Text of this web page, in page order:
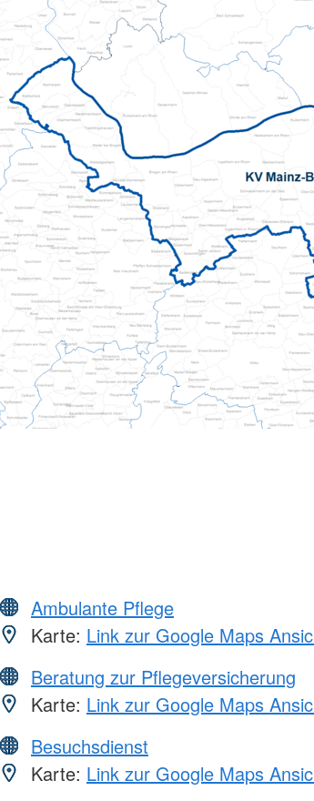
Pflegeberatung
Hilfs-Mittel-Verleih
Servicewohnen-Sonnenpark
Tages-Pflege
Ambulante Pflege
Karte: Link zur Google Maps
Beratung zur Pflegeversicherung
Karte: Link zur Google Maps
Besuchsdienst
Karte: Link zur Google Maps